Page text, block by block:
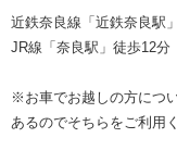
近鉄奈良線「近鉄奈良駅
JR線「奈良駅」徒歩12分
※お車でお越しの方につ
あるのでそちらをご利用